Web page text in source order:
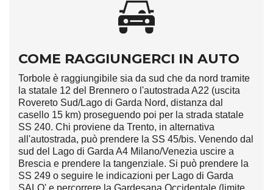
COME RAGGIUNGERCI IN AUTO
Torbole è raggiungibile sia da sud che da nord tramite
la statale 12 del Brennero o l'autostrada A22 (uscita
Rovereto Sud/Lago di Garda Nord, distanza dal
casello 15 km) proseguendo poi per la strada statale
SS 240. Chi proviene da Trento, in alternativa
all'autostrada, può prendere la SS 45/bis. Venendo dal
sud del Lago di Garda A4 Milano/Venezia uscire a
Brescia e prendere la tangenziale. Si può prendere la
SS 249 o seguire le indicazioni per Lago di Garda
SALO' e percorrere la Gardesana Occidentale (limite